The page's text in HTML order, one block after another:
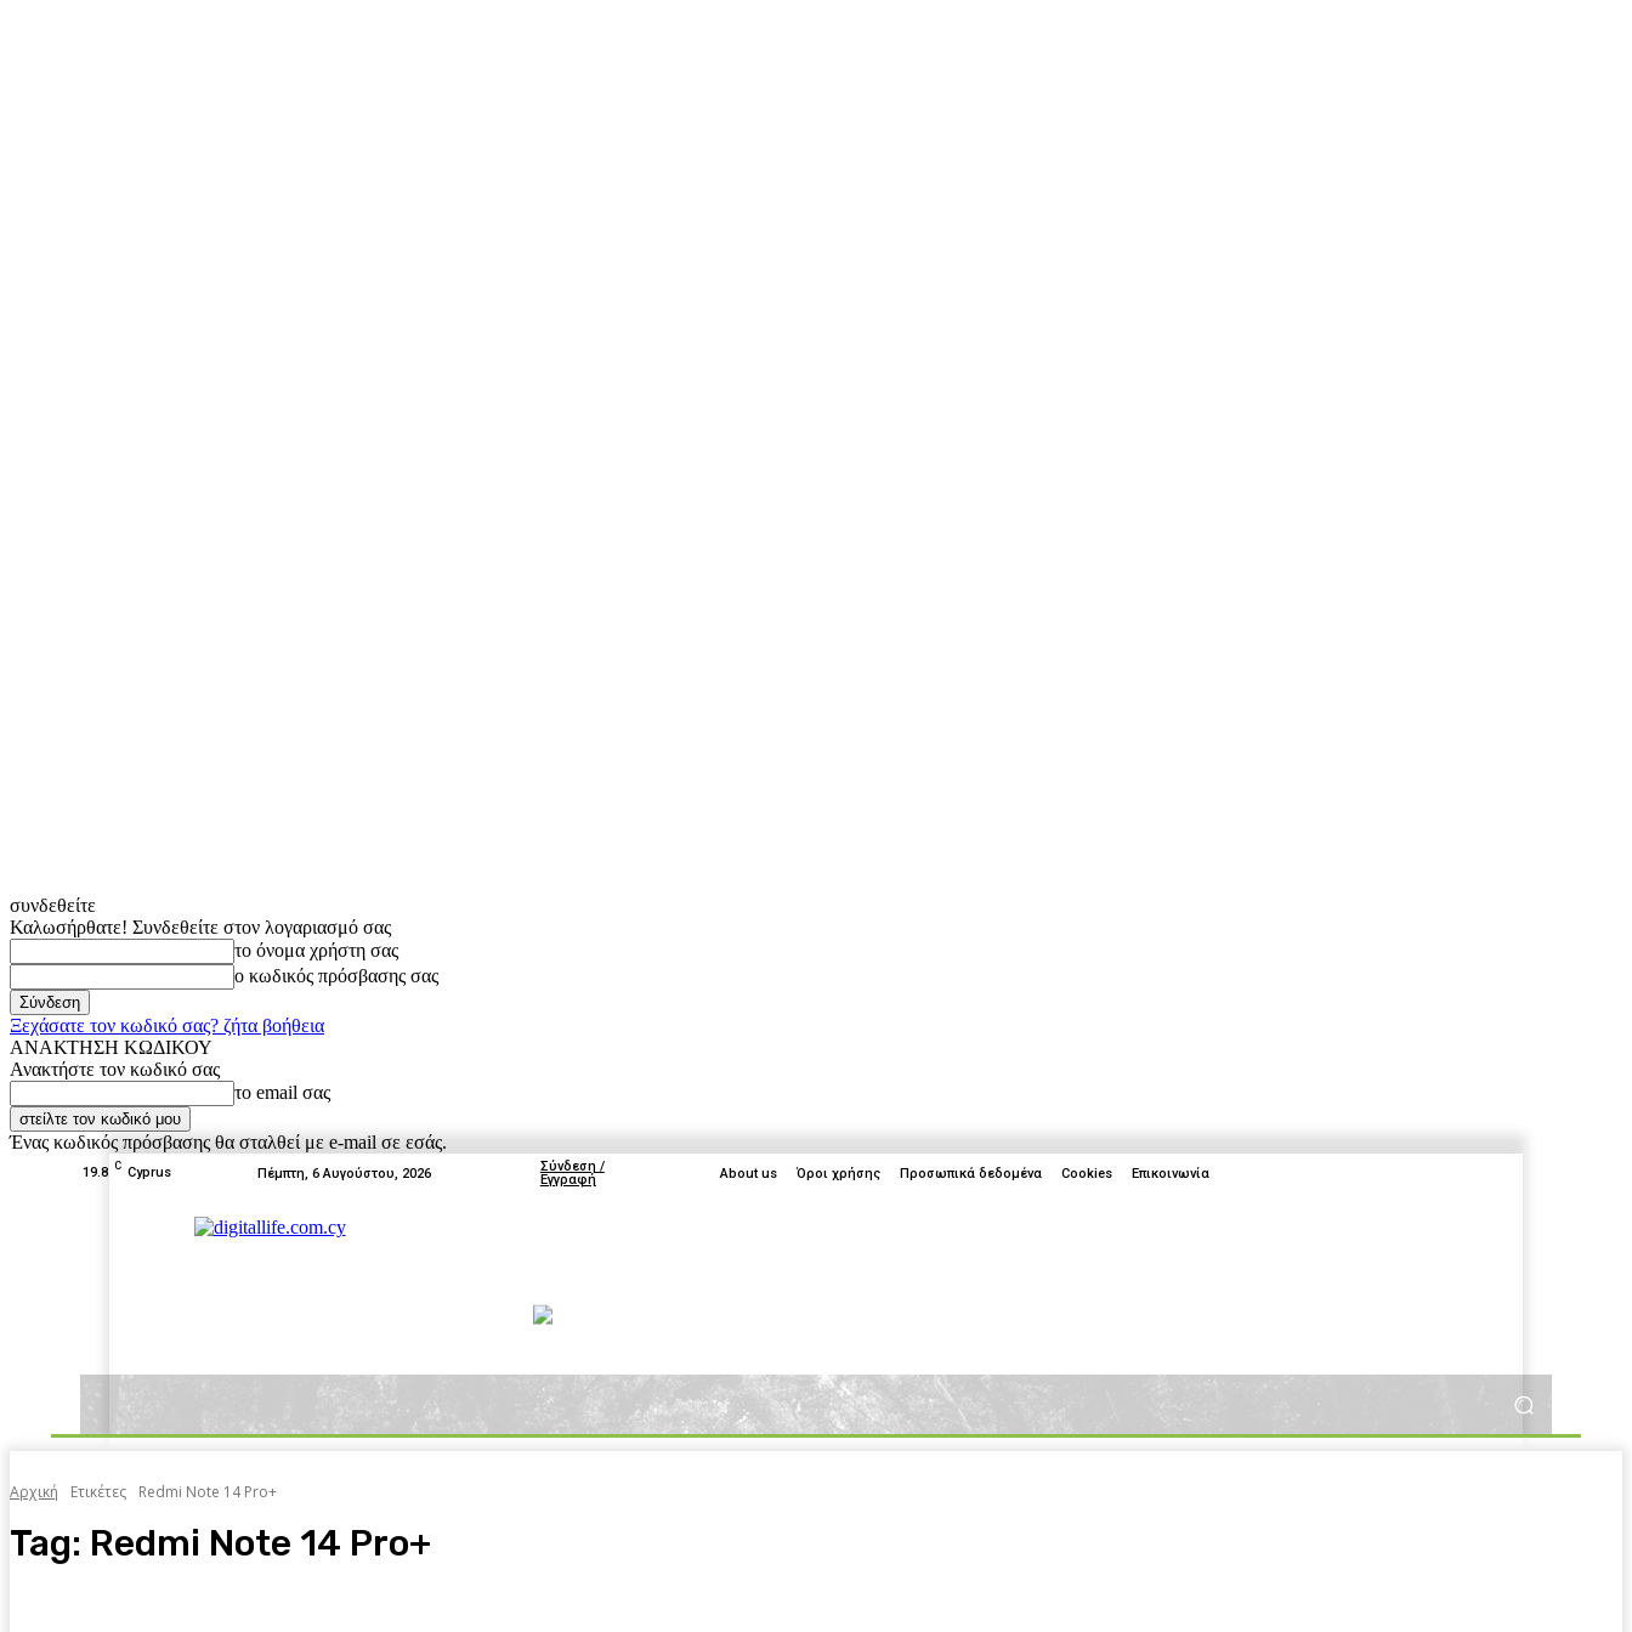
συνδεθείτε
Καλωσήρθατε! Συνδεθείτε στον λογαριασμό σας
το όνομα χρήστη σας
ο κωδικός πρόσβασης σας
Ξεχάσατε τον κωδικό σας? ζήτα βοήθεια
ΑΝΑΚΤΗΣΗ ΚΩΔΙΚΟΥ
Ανακτήστε τον κωδικό σας
το email σας
Ένας κωδικός πρόσβασης θα σταλθεί με e-mail σε εσάς.
19.8 C Cyprus Πέμπτη, 6 Αυγούστου, 2026
Σύνδεση /
Εγγραφή
About us Όροι χρήσης Προσωπικά δεδομένα Cookies Επικοινωνία
Tests Box Office Life Gaming TV Cyprus IFA 2025 More
Αρχική Ετικέτες Redmi Note 14 Pro+
Tag: Redmi Note 14 Pro+